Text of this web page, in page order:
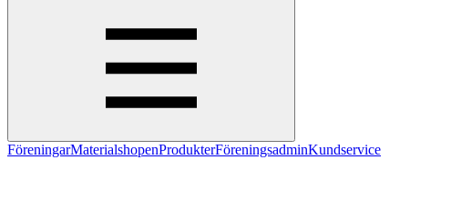
FöreningarMaterialshopenProdukterFöreningsadminKundservice